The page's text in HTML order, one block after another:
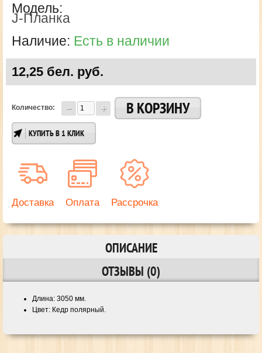
Модель:
J-Планка
Наличие: Есть в наличии
12,25 бел. руб.
Количество:
КУПИТЬ В 1 КЛИК
Доставка Оплата Рассрочка
ОПИСАНИЕ
ОТЗЫВЫ (0)
Длина: 3050 мм.
Цвет: Кедр полярный.